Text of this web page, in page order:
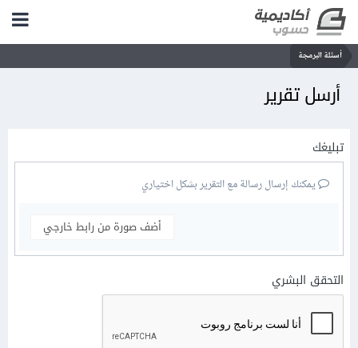
أسئلة البرمجة
أرسل تقرير
تبليغك
يمكنك إرسال رسالة مع التقرير بشكل اختياري
أضف صورة من رابط خارجي
التحقق البشري